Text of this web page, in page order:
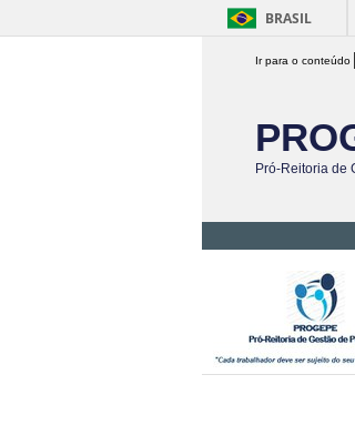
BRASIL
Ir para o conteúdo
Pró-Reitoria de